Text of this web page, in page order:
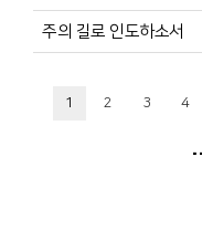
주의 길로 인도하소서
1 2 3 4